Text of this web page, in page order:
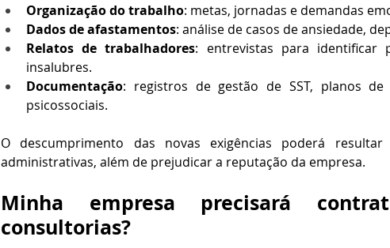
Organização do trabalho: metas, jornadas e demandas
Dados de afastamentos: análise de casos de ansiedade,
Relatos de trabalhadores: entrevistas para identificar
insalubres.
Documentação: registros de gestão de SST, planos
psicossociais.
O descumprimento das novas exigências poderá
administrativas, além de prejudicar a reputação da empresa.
Minha empresa precisará
consultorias?